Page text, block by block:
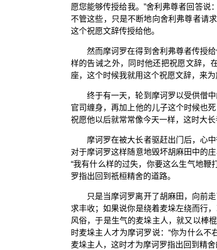
愿您能够传授给我。”舍利弗尊者回答说
不管这些，只是不断地向舍利弗尊者请
这个祝愿文辞传授给他。
然而摩诃罗在得到舍利弗尊者传授
样的告诫之外，同时他还把祝愿文辞，
座，这个时候我就用这个祝愿文辞，来为
终于有一天，轮到摩诃罗以受供僧
官司缠身，再加上他的儿子这个时候也
祝愿他以后就常常像今天一样，这时大
摩诃罗在被大长者驱赶出门后，心
对于摩诃罗这样随意地毁坏胡麻田中的
“我有什么样的过失，你要这么生气地
罗指出回到祇桓精舍的道路。
只是当摩诃罗离开了胡麻田，向前
求丰收；如果说你是绕着麦垛左绕而行
风俗，于是生气的麦垛主人，就又以棒
时麦垛主人才为摩诃罗说：“你为什么
麦垛主人，这时才为摩诃罗指出回到精